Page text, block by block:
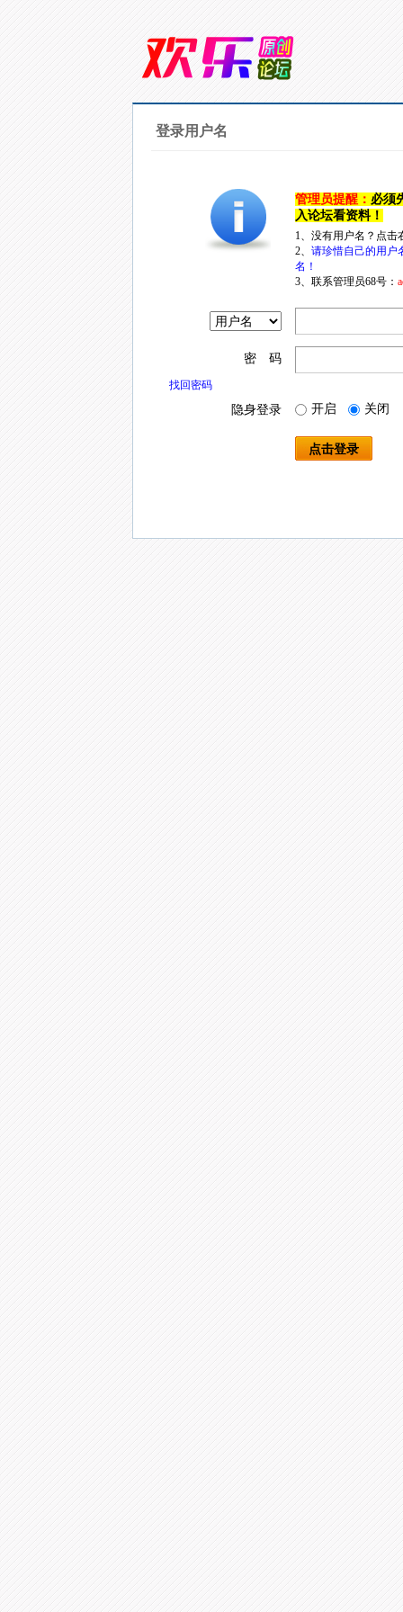
登录用户名
管理员提醒： 必须
入论坛看资料！
1、没有用户名？点
2、 请珍惜自己的用户
名！
3、联系管理员68号：
密 码
找回密码
隐身登录 开启 关闭
点击登录